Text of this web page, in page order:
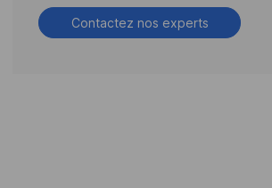
Contactez nos experts